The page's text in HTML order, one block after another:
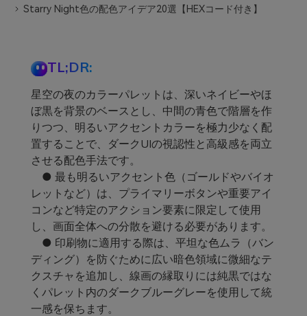
Starry Night色の配色アイデア20選【HEXコード付き】
TL;DR:
星空の夜のカラーパレットは、深いネイビーやほ
ぼ黒を背景のベースとし、中間の青色で階層を作
りつつ、明るいアクセントカラーを極力少なく配
置することで、ダークUIの視認性と高級感を両立
させる配色手法です。
● 最も明るいアクセント色（ゴールドやバイオ
レットなど）は、プライマリーボタンや重要アイ
コンなど特定のアクション要素に限定して使用
し、画面全体への分散を避ける必要があります。
● 印刷物に適用する際は、平坦な色ムラ（バン
ディング）を防ぐために広い暗色領域に微細なテ
クスチャを追加し、線画の縁取りには純黒ではな
くパレット内のダークブルーグレーを使用して統
一感を保ちます。